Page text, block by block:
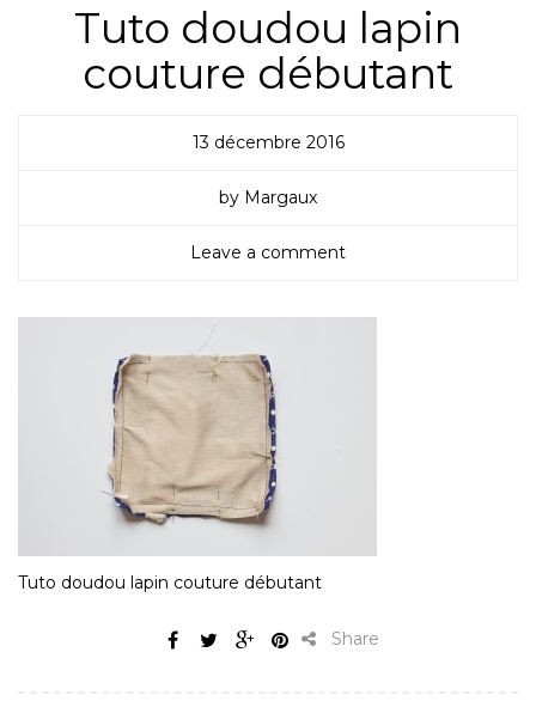
Tuto doudou lapin
couture débutant
13 décembre 2016
by Margaux
Leave a comment
Tuto doudou lapin couture débutant
Share